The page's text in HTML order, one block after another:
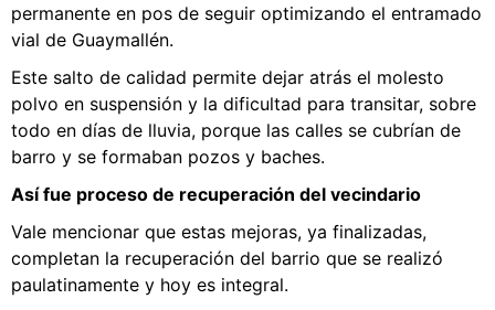
permanente en pos de seguir optimizando el entramado
vial de Guaymallén.
Este salto de calidad permite dejar atrás el molesto
polvo en suspensión y la dificultad para transitar, sobre
todo en días de lluvia, porque las calles se cubrían de
barro y se formaban pozos y baches.
Así fue proceso de recuperación del vecindario
Vale mencionar que estas mejoras, ya finalizadas,
completan la recuperación del barrio que se realizó
paulatinamente y hoy es integral.